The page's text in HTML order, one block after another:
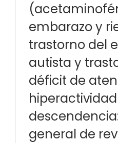
embarazo y
trastorno del
autista y
déficit de
general de